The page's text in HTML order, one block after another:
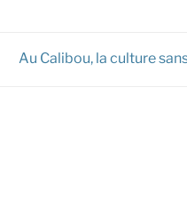
Au Calibou, la culture